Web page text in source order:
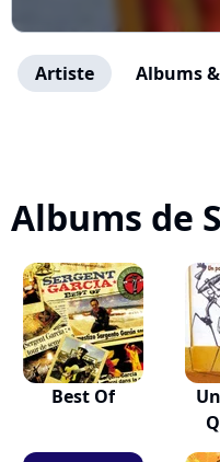
Artiste Albums
Albums de
Best Of